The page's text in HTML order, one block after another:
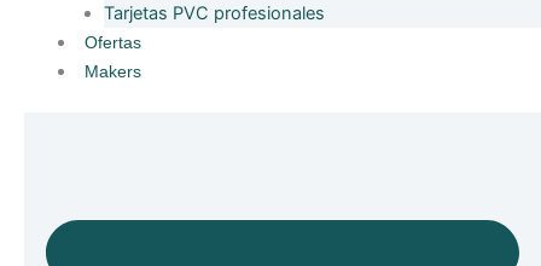
Tarjetas PVC profesionales
Ofertas
Makers